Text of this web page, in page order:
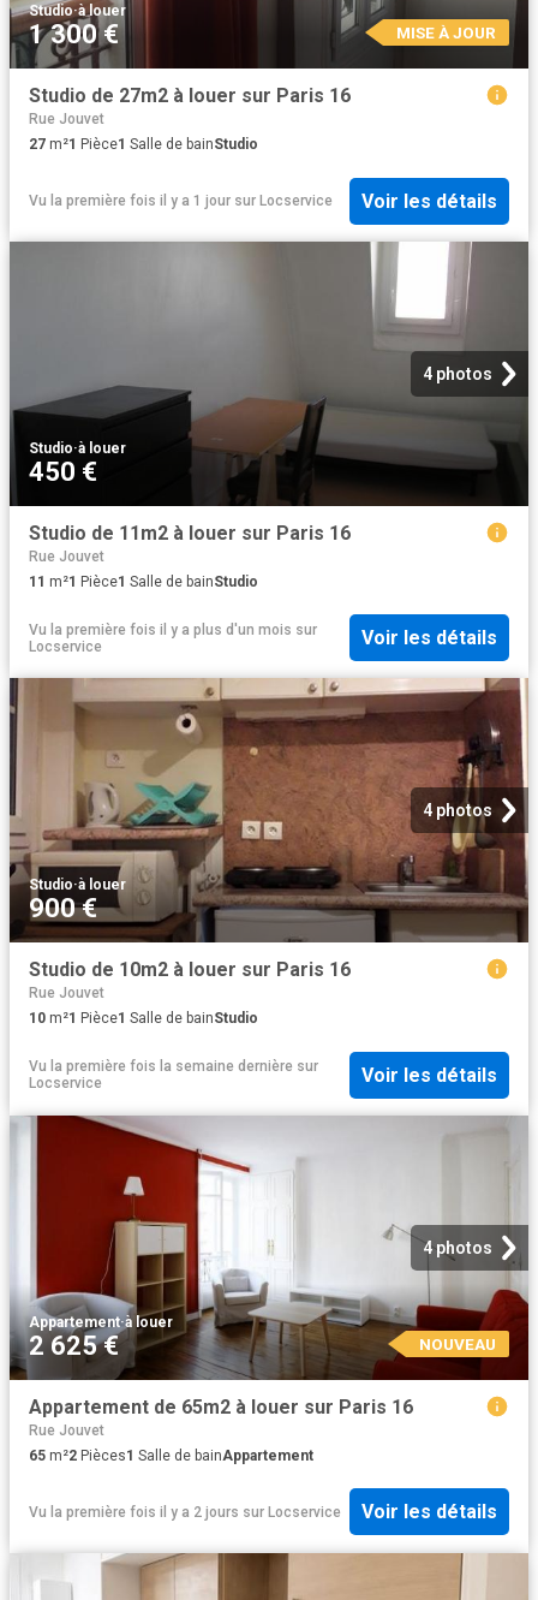
Studio·à louer
1 300 € MISE À JOUR
Studio de 27m2 à louer sur Paris 16
Rue Jouvet
27 m²1 Pièce1 Salle de bainStudio
Vu la première fois il y a 1 jour sur Locservice Voir les détails
4 photos
Studio·à louer
450 €
Studio de 11m2 à louer sur Paris 16
Rue Jouvet
11 m²1 Pièce1 Salle de bainStudio
Vu la première fois il y a plus d'un mois sur
Locservice
Voir les détails
4 photos
Studio·à louer
900 €
Studio de 10m2 à louer sur Paris 16
Rue Jouvet
10 m²1 Pièce1 Salle de bainStudio
Vu la première fois la semaine dernière sur
Locservice
Voir les détails
4 photos
Appartement·à louer
2 625 € NOUVEAU
Appartement de 65m2 à louer sur Paris 16
Rue Jouvet
65 m²2 Pièces1 Salle de bainAppartement
Vu la première fois il y a 2 jours sur Locservice Voir les détails